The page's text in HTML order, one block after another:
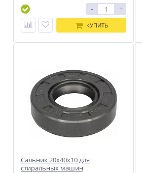
- +
КУПИТЬ
Сальник 20x40x10 для
стиральных машин